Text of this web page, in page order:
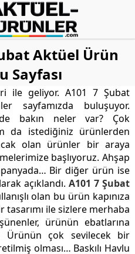
Aktüel Ürün
Sayfası
ile geliyor. A101 7 Şubat
sayfamızda buluşuyor.
bakın neler var? Çok
da istediğiniz ürünlerden
olan ürünler bir araya
başlıyoruz. Ahşap
Bir diğer ürün ise
açıklandı.A101 7 Şubat
olan bu ürün kapınıza
tasarımı ile sizlere merhaba
ürünün ebatlarına
Ürünün çok sevilecek bir
olması… Baskılı Havlu